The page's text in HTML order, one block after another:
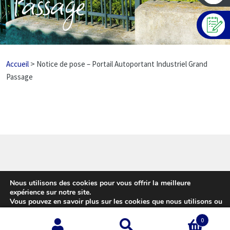
Accueil > Notice de pose – Portail Autoportant Industriel Grand
Passage
Conditions d’utilisation
Built with WooCommerce
0
Nous utilisons des cookies pour vous offrir la meilleure
expérience sur notre site.
Vous pouvez en savoir plus sur les cookies que nous utilisons ou
les désactiver sur cettepage.